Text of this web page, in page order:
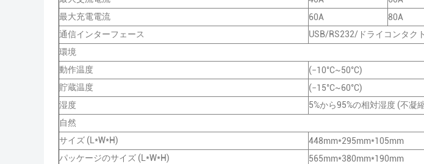
最大充電電流
60A 80A
通信インターフェース
USB/RS232/ドライコンタクト
環境
動作温度
(−10°C~50°C)
貯蔵温度
(−15°C~60°C)
湿度
5%から95%の相対湿度 (不凝
自然
サイズ (L*W*H)
448mm*295mm*105mm
パッケージのサイズ (L*W*H)
565mm*380mm*190mm